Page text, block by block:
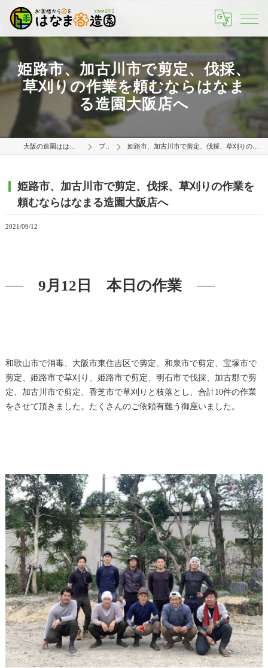
姫路市、加古川市で剪定、伐採、
草刈りの作業を頼むならはなま
る造園大阪店へ
ブログ 姫路市、加古川市で剪定、伐採、草刈りの作業を頼むならはなまる造園大阪店へ
姫路市、加古川市で剪定、伐採、草刈りの作業を
頼むならはなまる造園大阪店へ
2021/09/12
9月12日 本日の作業
和歌山市で消毒、大阪市東住吉区で剪定、和泉市で剪定、宝塚市で
剪定、姫路市で草刈り、姫路市で剪定、明石市で伐採、加古郡で剪
定、加古川市で剪定、香芝市で草刈りと枝落とし、合計10件の作業
をさせて頂きました。たくさんのご依頼有難う御座いました。